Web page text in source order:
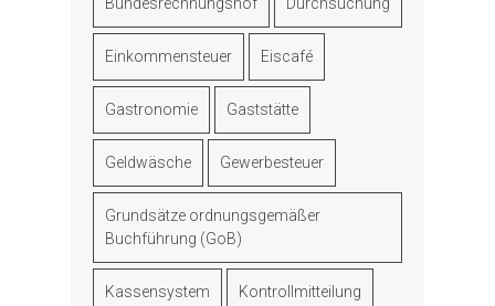
Einkommensteuer Eiscafé
Gastronomie Gaststätte
Geldwäsche Gewerbesteuer
Grundsätze ordnungsgemäßer
Buchführung (GoB)
Kassensystem Kontrollmitteilung